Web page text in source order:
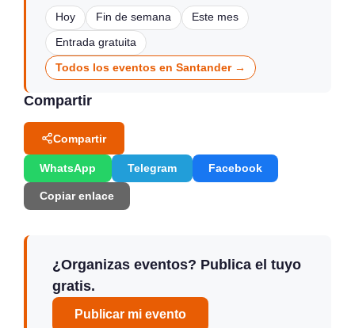
Hoy Fin de semana Este mes
Entrada gratuita
Todos los eventos en Santander →
Compartir
Compartir
WhatsApp Telegram Facebook
Copiar enlace
¿Organizas eventos? Publica el tuyo
gratis.
Publicar mi evento